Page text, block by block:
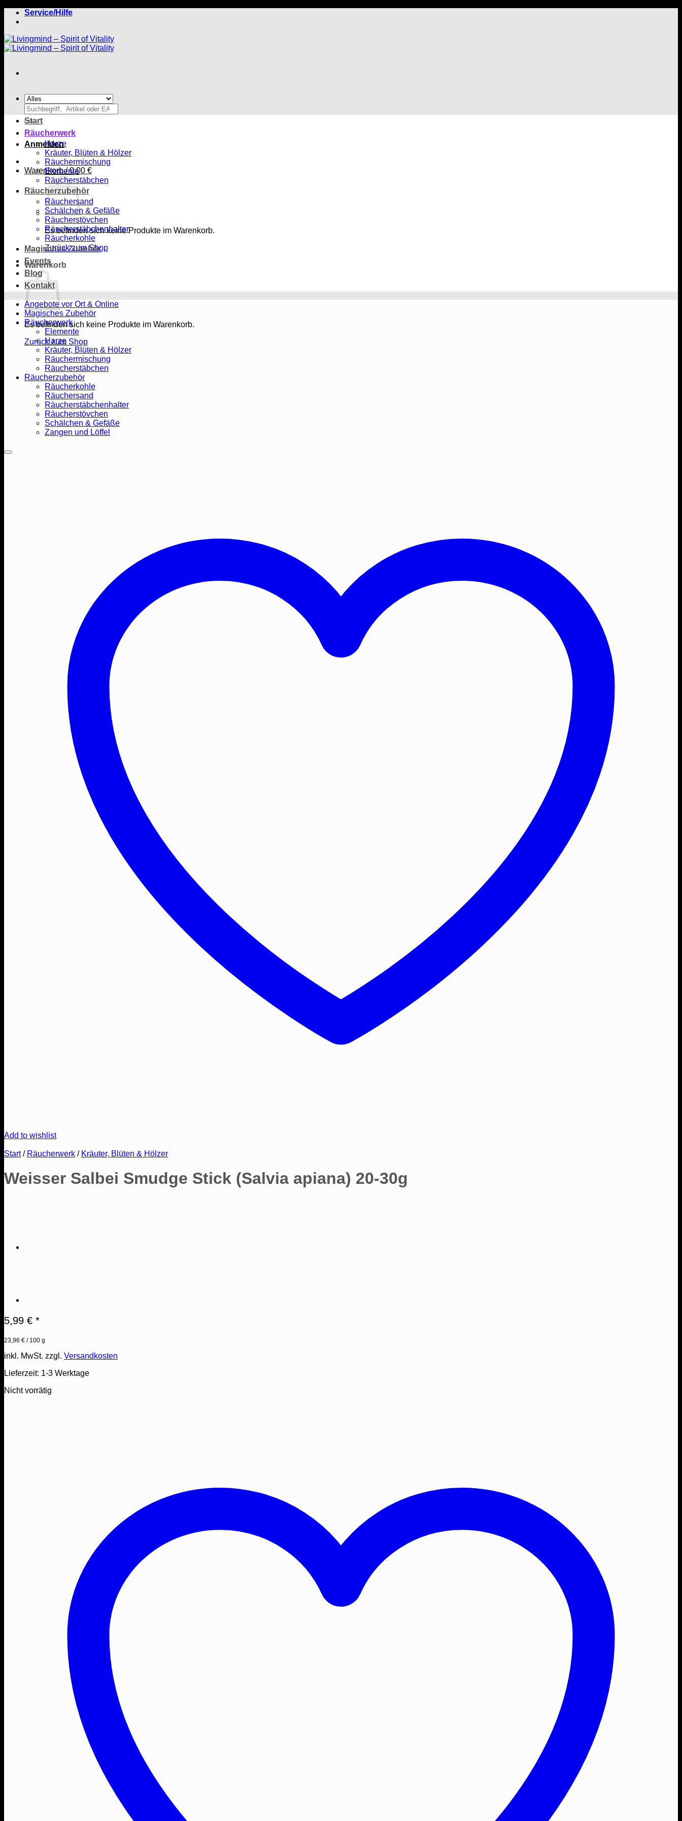
Zum
Inhalt
Service/Hilfe
Suchen
nach:
Anmelden
Warenkorb /0,00 €
Es befinden sich keine Produkte im Warenkorb.
Zurück zum Shop
Warenkorb
Es befinden sich keine Produkte im Warenkorb.
Zurück zum Shop
Start
Räucherwerk
Harze
Kräuter, Blüten & Hölzer
Räuchermischung
Elemente
Räucherstäbchen
Räucherzubehör
Räuchersand
Schälchen & Gefäße
Räucherstövchen
Räucherstäbchenhalter
Räucherkohle
Magisches Zubehör
Events
Blog
Kontakt
Angebote vor Ort & Online
Magisches Zubehör
Räucherwerk
Elemente
Harze
Kräuter, Blüten & Hölzer
Räuchermischung
Räucherstäbchen
Räucherzubehör
Räucherkohle
Räuchersand
Räucherstäbchenhalter
Räucherstövchen
Schälchen & Gefäße
Zangen und Löffel
Add to wishlist
Start / Räucherwerk / Kräuter, Blüten & Hölzer
Weisser Salbei Smudge Stick (Salvia apiana) 20-30g
5,99 € *
23,96 € / 100 g
inkl. MwSt. zzgl. Versandkosten
Lieferzeit: 1-3 Werktage
Nicht vorrätig